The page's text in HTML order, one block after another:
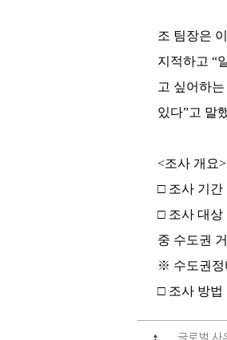
조 팀장은
지적하고 “
고 싶어하
있다”고 말
<조사 개요>
□ 조사 기간
□ 조사 대상
중 수도권
※ 수도권정
□ 조사 방법
글로벌 사